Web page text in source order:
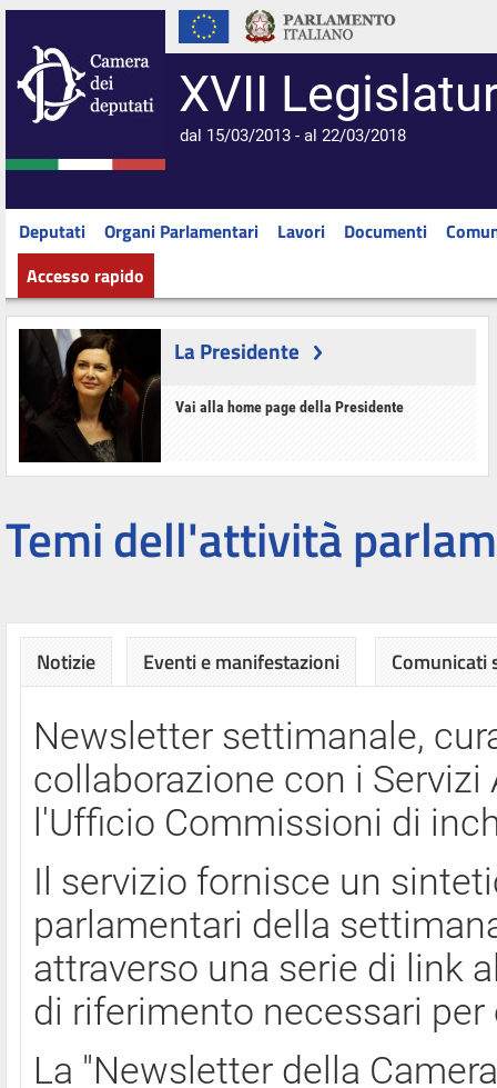
XVII
dal 15/03/2013 - al 22/03/2018
Deputati Organi Parlamentari Lavori Documenti
Accesso rapido
La Presidente
Vai alla home page della Presidente
Temi dell'attività
Notizie Eventi e manifestazioni Comunicati
Newsletter settimanale,
collaborazione con i
l'Ufficio Commissioni di
Il servizio fornisce un
parlamentari della
attraverso una serie di link
di riferimento necessari
La "Newsletter della